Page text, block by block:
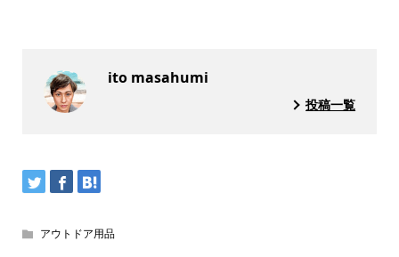
ito masahumi
投稿一覧
アウトドア用品